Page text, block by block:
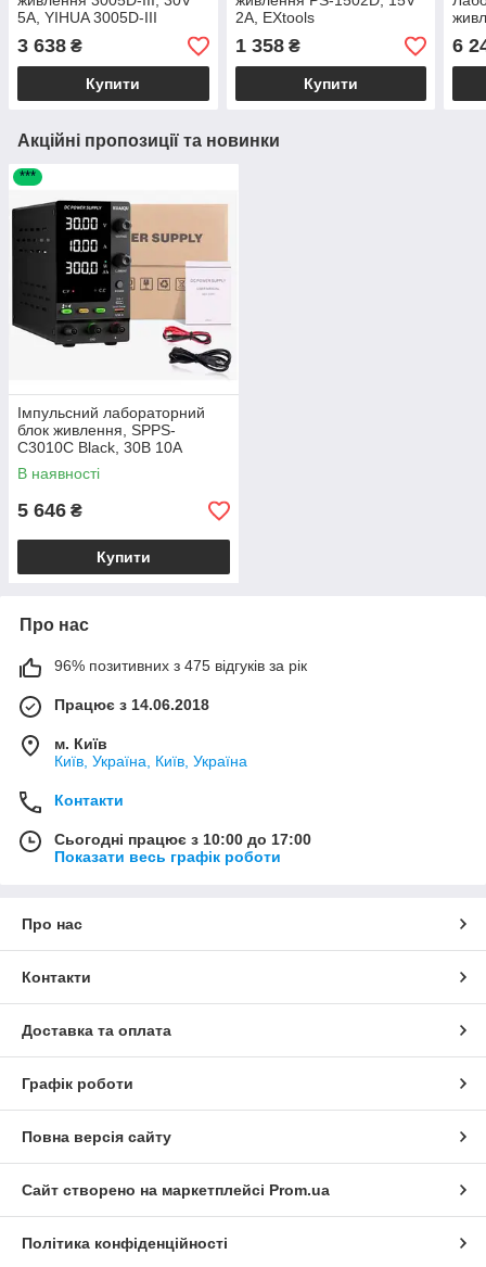
5A, YIHUA 3005D-III
3 638 ₴
Купити
2A, EXtools
1 358₴
Купити
6
Акційні пропозиції та новинки
***
Імпульсний лабораторний
блок живлення, SPPS-
C3010C Black, 30В 10А
В наявності
5 646 ₴
Купити
Про нас
96% позитивних з 475 відгуків за рік
Працює з 14.06.2018
м. Київ
Київ, Україна, Київ, Україна
Контакти
Сьогодні працює з 10:00 до 17:00
Показати весь графік роботи
Про нас
Контакти
Доставка та оплата
Графік роботи
Повна версія сайту
Сайт створено на маркетплейсі Prom.ua
Політика конфіденційності